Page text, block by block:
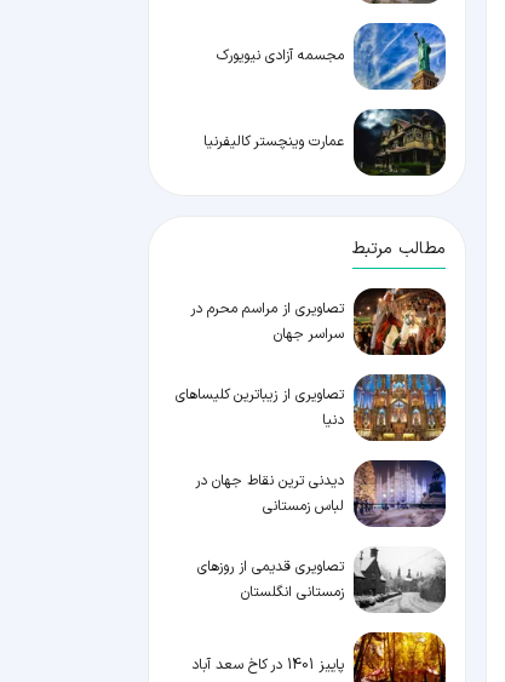
مجسمه آزادی نیویورک
عمارت وینچستر کالیفرنیا
مطالب مرتبط
تصاویری از مراسم محرم در
سراسر جهان
تصاویری از زیباترین کلیساهای
دنیا
دیدنی ترین نقاط جهان در
لباس زمستانی
تصاویری قدیمی از روزهای
زمستانی انگلستان
پاییز 1401 در کاخ سعد آباد